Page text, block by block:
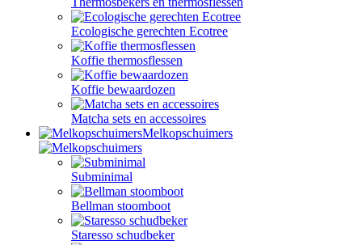
Ecologische gerechten Ecotree
Koffie thermosflessen
Koffie bewaardozen
Matcha sets en accessoires
Melkopschuimers
Subminimal
Bellman stoomboot
Staresso schudbeker